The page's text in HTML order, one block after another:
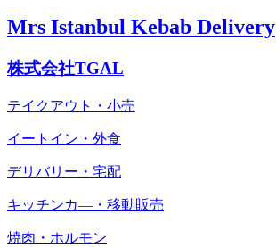
Mrs Istanbul Kebab Delivery
株式会社TGAL
テイクアウト・小売
イートイン・外食
デリバリー・宅配
キッチンカ―・移動販売
焼肉・ホルモン